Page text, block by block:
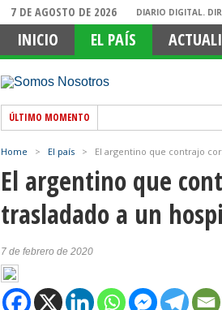
7 DE AGOSTO DE 2026 DIARIO DIGITAL.
INICIO EL PAÍS
ÚLTIMO MOMENTO
Home > El país > El argentino que contrajo
El argentino que
trasladado a un
7 de febrero de 2020